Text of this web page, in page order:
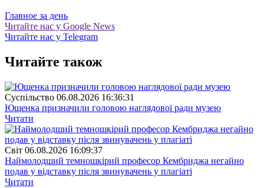
Главное за день
Читайте нас у Google News
Читайте нас у Telegram
Читайте також
Суспiльство 06.08.2026 16:36:31
Ющенка призначили головою наглядової ради музею
Читати
Свiт 06.08.2026 16:09:37
Наймолодший темношкірий професор Кембриджа негайно
подав у відставку після звинувачень у плагіаті
Читати